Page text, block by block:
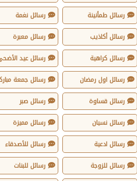
رسائل طمأنينة رسائل نغمة
رسائل أكاذيب رسائل معبرة
رسائل كراهية رسائل عيد
رسائل اول رمضان رسائل جمعة
رسائل قساوة رسائل صبر
رسائل نسيان رسائل مميزة
رسائل ادعية رسائل للأصدقاء
رسائل للزوجة رسائل للبنات